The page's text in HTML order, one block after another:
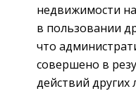
недвижимости
в пользовании
что
совершено в
действий других